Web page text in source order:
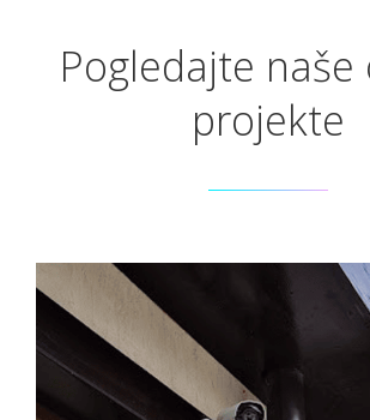
Pogledajte naše
projekte